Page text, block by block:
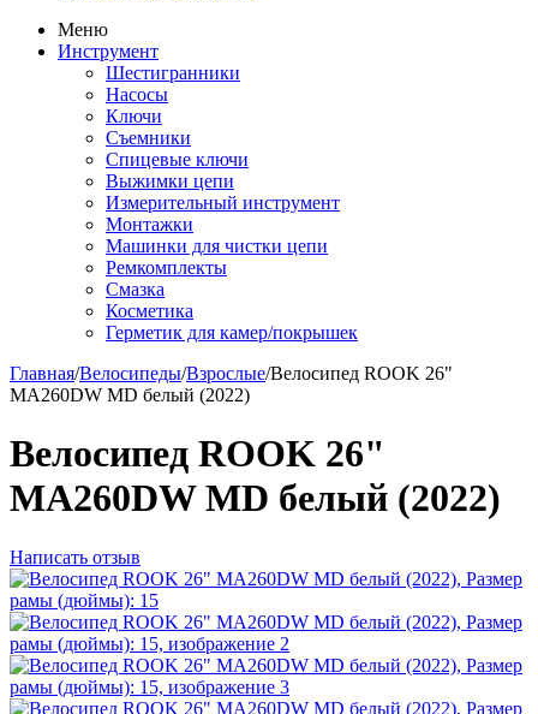
Меню
Инструмент
Шестигранники
Насосы
Ключи
Съемники
Спицевые ключи
Выжимки цепи
Измерительный инструмент
Монтажки
Машинки для чистки цепи
Ремкомплекты
Смазка
Косметика
Герметик для камер/покрышек
Главная/Велосипеды/Взрослые/Велосипед ROOK 26"
MA260DW MD белый (2022)
Велосипед ROOK 26"
MA260DW MD белый (2022)
Написать отзыв